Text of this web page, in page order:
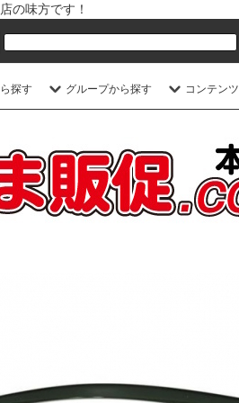
の味方です！
探す グループから探す コンテン